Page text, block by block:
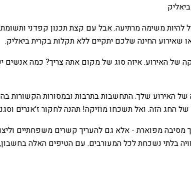
להיות משימה מרתיעה. אבל עם קצת תכנון קפדני
שאירוע החינה שלכם יתקיים ללא תקלות בקרית ביאליק.
של האירוע. איזה סוג של מקום אתה צריך? כמה אנשים
האירוע שלך. התחשבות בתרבות ובמסורות הקשורות
החג הזה. ואל תשכחו מוזיקה! תהנה לחקור ז'אנרים
מסיבה מפוארת - אלא גם להעריך קשרים משפחתיים
בלתי נשכחת לכל המעורבים. עם הטיפים האלה